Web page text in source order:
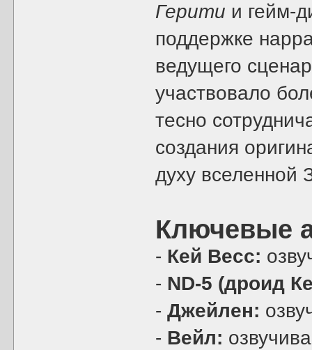
Герити и гейм-
поддержке
ведущего
участвовало
тесно
создания
духу вселенной
Ключевые
- Кей Весс:
- ND-5 (дроид
-Джейлен:
- Вейл: